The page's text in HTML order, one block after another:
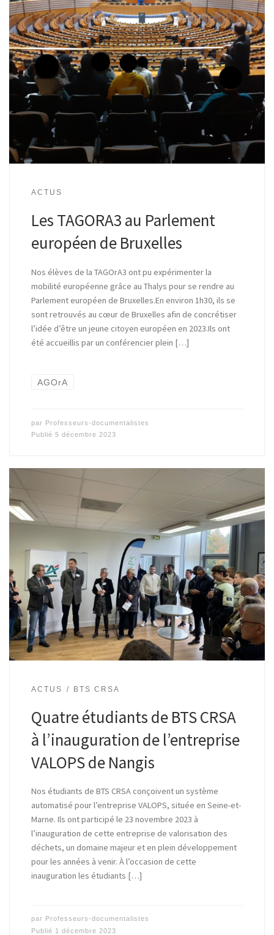
ACTUS
Les TAGORA3 au Parlement
européen de Bruxelles
Nos élèves de la TAGOrA3 ont pu expérimenter la
mobilité européenne grâce au Thalys pour se rendre au
Parlement européen de Bruxelles.En environ 1h30, ils se
sont retrouvés au cœur de Bruxelles afin de concrétiser
l’idée d’être un jeune citoyen européen en 2023.Ils ont
été accueillis par un conférencier plein […]
AGOrA
par Professeurs-documentalistes
Publié 5 décembre 2023
ACTUS BTS CRSA
Quatre étudiants de BTS CRSA
à l’inauguration de l’entreprise
VALOPS de Nangis
Nos étudiants de BTS CRSA conçoivent un système
automatisé pour l’entreprise VALOPS, située en Seine-et-
Marne. Ils ont participé le 23 novembre 2023 à
l’inauguration de cette entreprise de valorisation des
déchets, un domaine majeur et en plein développement
pour les années à venir. À l’occasion de cette
inauguration les étudiants […]
par Professeurs-documentalistes
Publié 1 décembre 2023